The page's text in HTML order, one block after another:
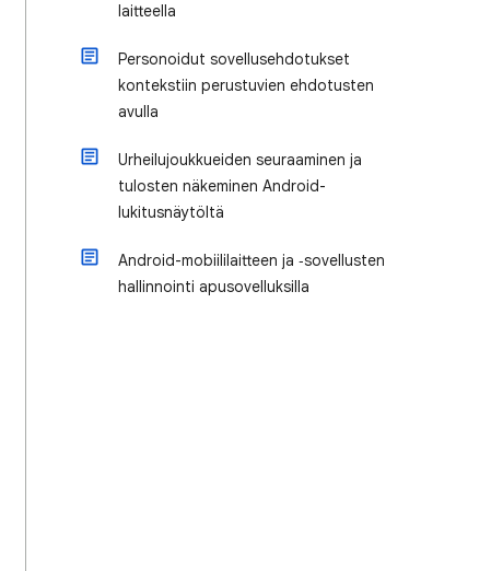
laitteella
Personoidut sovellusehdotukset
kontekstiin perustuvien ehdotusten
avulla
Urheilujoukkueiden seuraaminen ja
tulosten näkeminen Android-
lukitusnäytöltä
Android-mobiililaitteen ja ‑sovellusten
hallinnointi apusovelluksilla